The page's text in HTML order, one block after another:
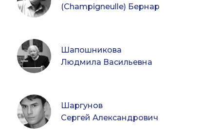
(Champigneulle) Бернар
Шапошникова
Людмила Васильевна
Шаргунов
Сергей Александрович